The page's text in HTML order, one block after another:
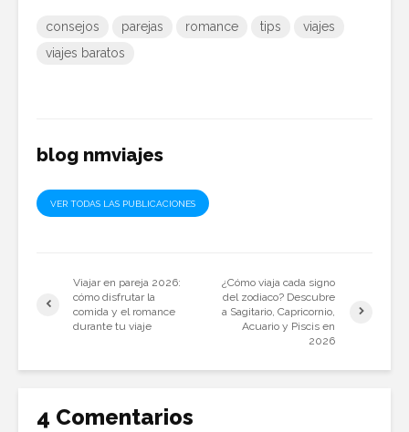
consejos parejas romance tips
viajes
viajes baratos
blog nmviajes
VER TODAS LAS PUBLICACIONES
Viajar en pareja 2026:
cómo disfrutar la
comida y el romance
durante tu viaje
¿Cómo viaja cada signo
del zodiaco? Descubre
a Sagitario, Capricornio,
Acuario y Piscis en
2026
4 Comentarios